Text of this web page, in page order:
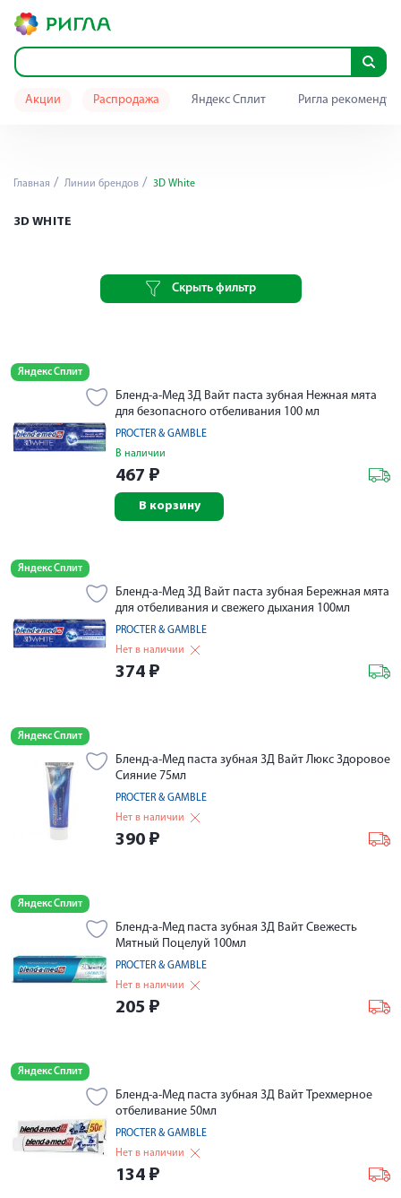
Акции Распродажа Яндекс Сплит Ригла
Главная Линии брендов 3D White
3D WHITE
Скрыть фильтр
Яндекс Сплит
Бленд-а-Мед 3Д Вайт паста зубная Нежная мята
для безопасного отбеливания 100 мл
PROCTER & GAMBLE
В наличии
467 ₽
В корзину
Яндекс Сплит
Бленд-а-Мед 3Д Вайт паста зубная Бережная мята
для отбеливания и свежего дыхания 100мл
PROCTER & GAMBLE
Нет в наличии
374 ₽
Яндекс Сплит
Бленд-а-Мед паста зубная 3Д Вайт Люкс Здоровое
Сияние 75мл
PROCTER & GAMBLE
Нет в наличии
390 ₽
Яндекс Сплит
Бленд-а-Мед паста зубная 3Д Вайт Свежесть
Мятный Поцелуй 100мл
PROCTER & GAMBLE
Нет в наличии
205 ₽
Яндекс Сплит
Бленд-а-Мед паста зубная 3Д Вайт Трехмерное
отбеливание 50мл
PROCTER & GAMBLE
Нет в наличии
134 ₽